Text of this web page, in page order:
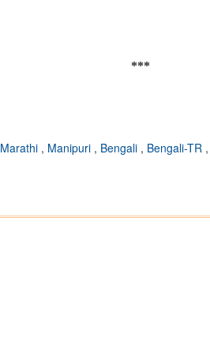
***
Marathi , Manipuri , Bengali , Bengali-TR ,